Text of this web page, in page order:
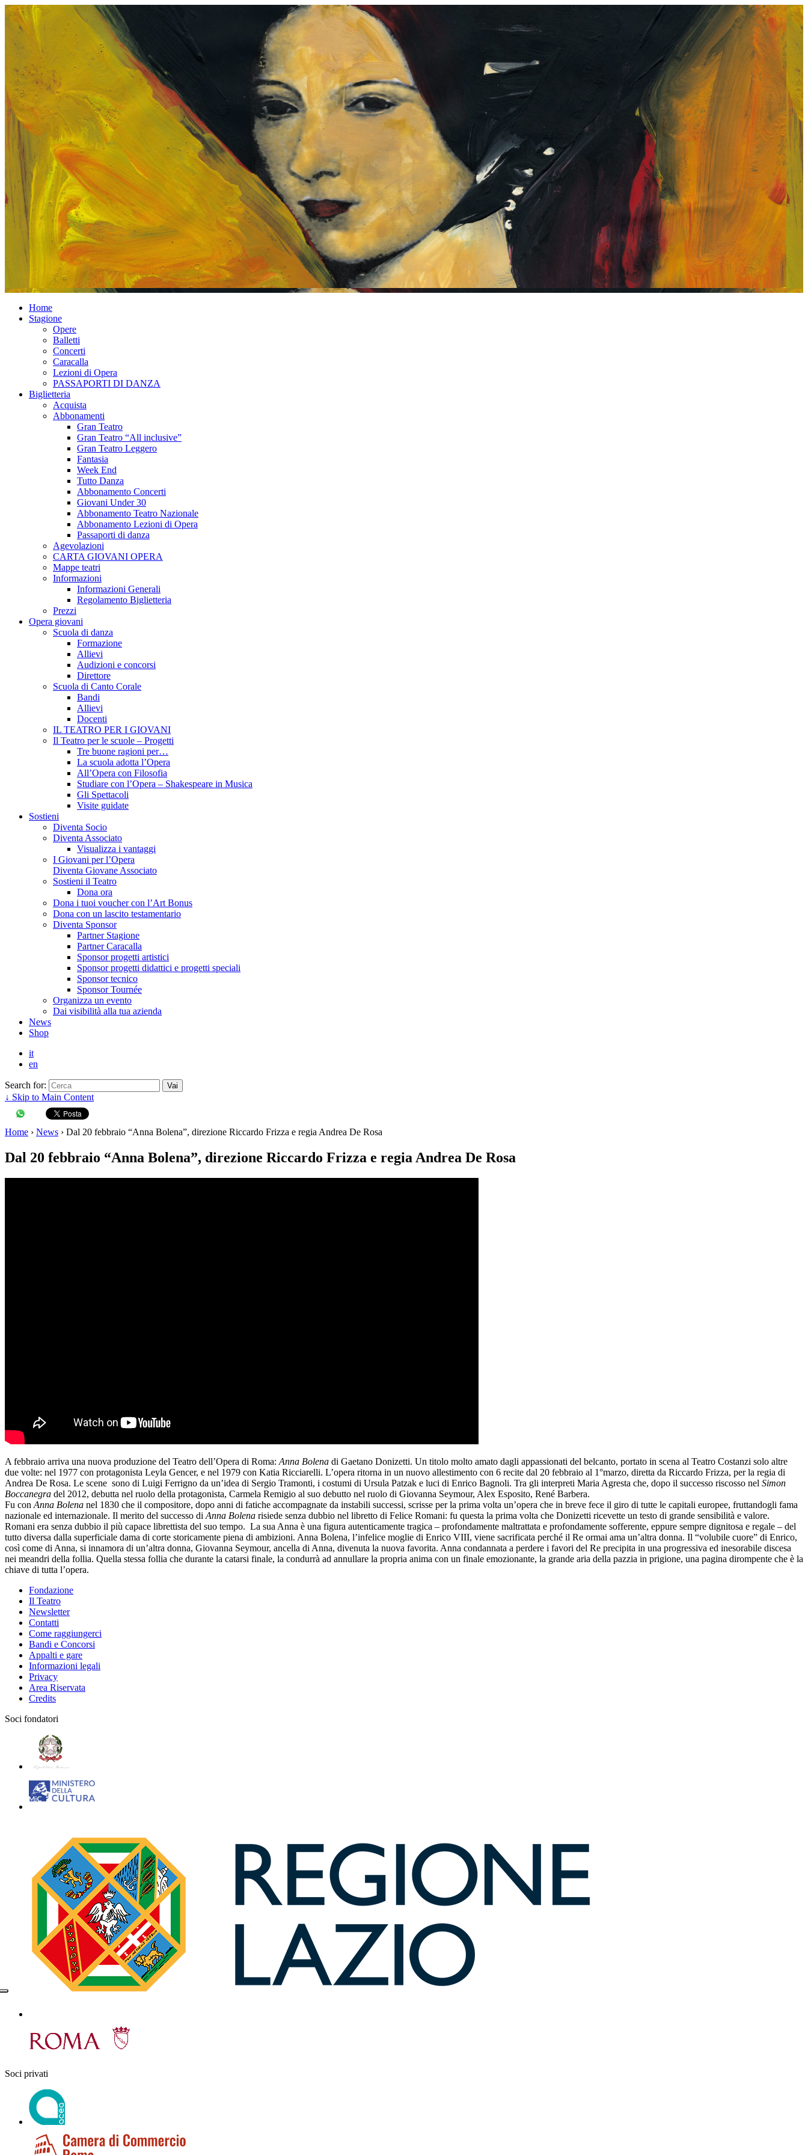
Home
Stagione
Opere
Balletti
Concerti
Caracalla
Lezioni di Opera
PASSAPORTI DI DANZA
Biglietteria
Acquista
Abbonamenti
Gran Teatro
Gran Teatro “All inclusive”
Gran Teatro Leggero
Fantasia
Week End
Tutto Danza
Abbonamento Concerti
Giovani Under 30
Abbonamento Teatro Nazionale
Abbonamento Lezioni di Opera
Passaporti di danza
Agevolazioni
CARTA GIOVANI OPERA
Mappe teatri
Informazioni
Informazioni Generali
Regolamento Biglietteria
Prezzi
Opera giovani
Scuola di danza
Formazione
Allievi
Audizioni e concorsi
Direttore
Scuola di Canto Corale
Bandi
Allievi
Docenti
IL TEATRO PER I GIOVANI
Il Teatro per le scuole – Progetti
Tre buone ragioni per…
La scuola adotta l’Opera
All’Opera con Filosofia
Studiare con l’Opera – Shakespeare in Musica
Gli Spettacoli
Visite guidate
Sostieni
Diventa Socio
Diventa Associato
Visualizza i vantaggi
I Giovani per l’Opera
Diventa Giovane Associato
Sostieni il Teatro
Dona ora
Dona i tuoi voucher con l’Art Bonus
Dona con un lascito testamentario
Diventa Sponsor
Partner Stagione
Partner Caracalla
Sponsor progetti artistici
Sponsor progetti didattici e progetti speciali
Sponsor tecnico
Sponsor Tournée
Organizza un evento
Dai visibilità alla tua azienda
News
Shop
it
en
Search for:
↓ Skip to Main Content
Home › News › Dal 20 febbraio “Anna Bolena”, direzione Riccardo Frizza e regia Andrea De Rosa
Dal 20 febbraio “Anna Bolena”, direzione Riccardo Frizza e regia Andrea De Rosa
A febbraio arriva una nuova produzione del Teatro dell’Opera di Roma: Anna Bolena di Gaetano Donizetti. Un titolo molto amato dagli appassionati del belcanto, portato in scena al Teatro Costanzi solo altre
due volte: nel 1977 con protagonista Leyla Gencer, e nel 1979 con Katia Ricciarelli. L’opera ritorna in un nuovo allestimento con 6 recite dal 20 febbraio al 1°marzo, diretta da Riccardo Frizza, per la regia di
Andrea De Rosa. Le scene sono di Luigi Ferrigno da un’idea di Sergio Tramonti, i costumi di Ursula Patzak e luci di Enrico Bagnoli. Tra gli interpreti Maria Agresta che, dopo il successo riscosso nel Simon
Boccanegra del 2012, debutta nel ruolo della protagonista, Carmela Remigio al suo debutto nel ruolo di Giovanna Seymour, Alex Esposito, René Barbera.
Fu con Anna Bolena nel 1830 che il compositore, dopo anni di fatiche accompagnate da instabili successi, scrisse per la prima volta un’opera che in breve fece il giro di tutte le capitali europee, fruttandogli fama
nazionale ed internazionale. Il merito del successo di Anna Bolena risiede senza dubbio nel libretto di Felice Romani: fu questa la prima volta che Donizetti ricevette un testo di grande sensibilità e valore.
Romani era senza dubbio il più capace librettista del suo tempo. La sua Anna è una figura autenticamente tragica – profondamente maltrattata e profondamente sofferente, eppure sempre dignitosa e regale – del
tutto diversa dalla superficiale dama di corte storicamente piena di ambizioni. Anna Bolena, l’infelice moglie di Enrico VIII, viene sacrificata perché il Re ormai ama un’altra donna. Il “volubile cuore” di Enrico,
così come di Anna, si innamora di un’altra donna, Giovanna Seymour, ancella di Anna, divenuta la nuova favorita. Anna condannata a perdere i favori del Re precipita in una progressiva ed inesorabile discesa
nei meandri della follia. Quella stessa follia che durante la catarsi finale, la condurrà ad annullare la propria anima con un finale emozionante, la grande aria della pazzia in prigione, una pagina dirompente che è la
chiave di tutta l’opera.
Fondazione
Il Teatro
Newsletter
Contatti
Come raggiungerci
Bandi e Concorsi
Appalti e gare
Informazioni legali
Privacy
Area Riservata
Credits
Soci fondatori
Soci privati